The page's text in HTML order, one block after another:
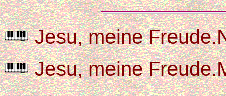
Jesu, meine
Jesu, meine